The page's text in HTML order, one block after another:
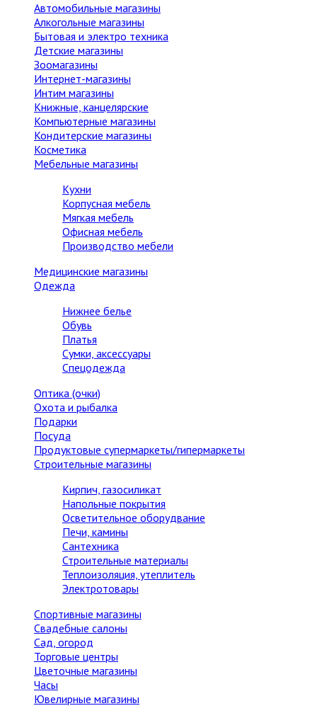
Автомобильные магазины
Алкогольные магазины
Бытовая и электро техника
Детские магазины
Зоомагазины
Интернет-магазины
Интим магазины
Книжные, канцелярские
Компьютерные магазины
Кондитерские магазины
Косметика
Мебельные магазины
Кухни
Корпусная мебель
Мягкая мебель
Офисная мебель
Производство мебели
Медицинские магазины
Одежда
Нижнее белье
Обувь
Платья
Сумки, аксессуары
Спецодежда
Оптика (очки)
Охота и рыбалка
Подарки
Посуда
Продуктовые супермаркеты/гипермаркеты
Строительные магазины
Кирпич, газосиликат
Напольные покрытия
Осветительное оборудвание
Печи, камины
Сантехника
Строительные материалы
Теплоизоляция, утеплитель
Электротовары
Спортивные магазины
Свадебные салоны
Сад, огород
Торговые центры
Цветочные магазины
Часы
Ювелирные магазины